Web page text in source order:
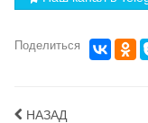
Поделиться
НАЗАД